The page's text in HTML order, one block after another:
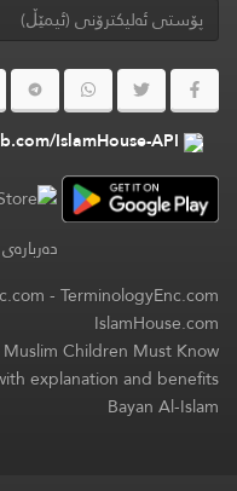
IslamHouse-API
-TerminologyEnc.com
IslamHouse.com
Children Must Know
explanation and benefits
Bayan Al-Islam